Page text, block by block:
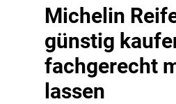
Michelin
günstig
fachgerecht
lassen